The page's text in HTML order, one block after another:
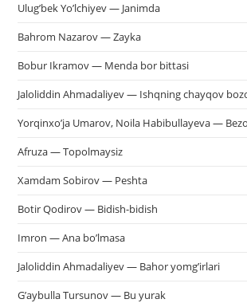
Ulug’bek Yo’lchiyev — Janimda
Bahrom Nazarov — Zayka
Bobur Ikramov — Menda bor bittasi
Jaloliddin Ahmadaliyev — Ishqning chayqov
Yorqinxo’ja Umarov, Noila Habibullayeva —
Afruza — Topolmaysiz
Xamdam Sobirov — Peshta
Botir Qodirov — Bidish-bidish
Imron — Ana bo’lmasa
Jaloliddin Ahmadaliyev — Bahor yomg’irlari
G’aybulla Tursunov — Bu yurak